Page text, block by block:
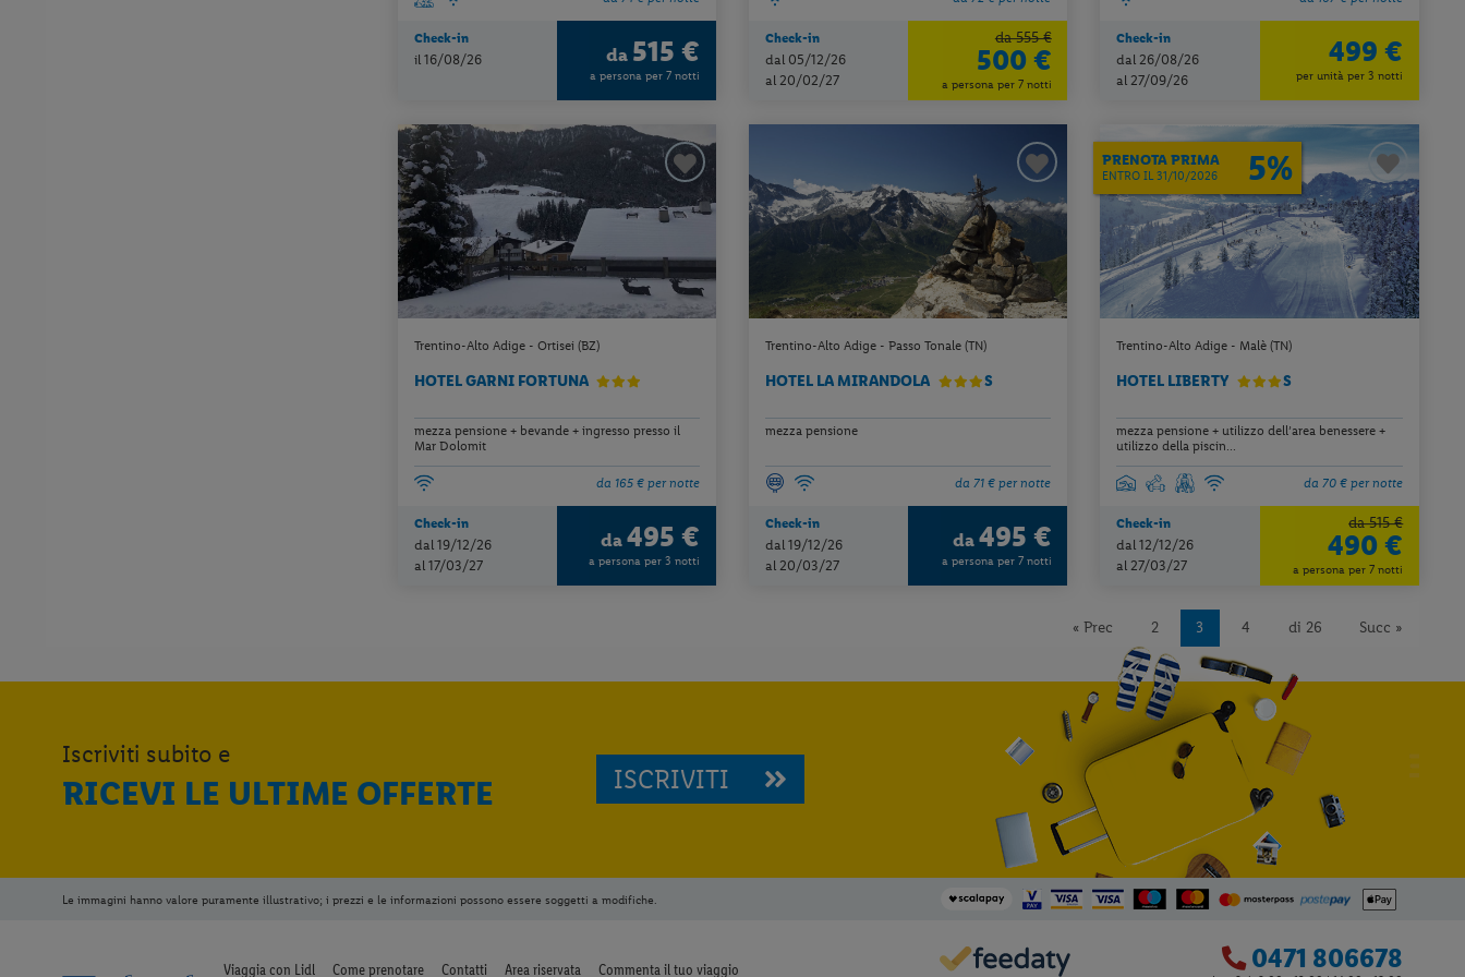
Check-in
il 16/08/26 da 515 €
a persona per 7 notti
Check-in
dal 05/12/26
al 20/02/27
da 555 €
500 €
a persona per 7 notti
Check-in
dal 26/08/26
al 27/09/26
499 €
per unità per 3 notti
Trentino-Alto Adige - Ortisei (BZ)
HOTEL GARNI FORTUNA
mezza pensione + bevande + ingresso presso il
Mar Dolomit
da 165 € per notte
Check-in
dal 19/12/26
al 17/03/27
da495 €
a persona per 3 notti
Trentino-Alto Adige - Passo Tonale (TN)
HOTEL LA MIRANDOLA S
mezza pensione
da 71 € per notte
Check-in
dal 19/12/26
al 20/03/27
da 495 €
a persona per 7 notti
PRENOTA PRIMA
ENTRO IL 31/10/2026 5%
Trentino-Alto Adige - Malè (TN)
HOTEL LIBERTY S
mezza pensione + utilizzo dell’area benessere +
utilizzo della piscin...
da 70 € per notte
Check-in
dal 12/12/26
al 27/03/27
da 515 €
490 €
a persona per 7 notti
« Prec 2 3 4 di 26 Succ »
Iscriviti subito e
RICEVI LE ULTIME OFFERTE ISCRIVITI
Le immagini hanno valore puramente illustrativo; i prezzi e le informazioni possono essere soggetti a modifiche.
Viaggia con Lidl Come prenotare Contatti Area riservata Commenta il tuo viaggio 0471 806678